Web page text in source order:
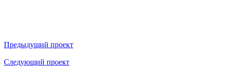
Предыдущий проект
Следующий проект